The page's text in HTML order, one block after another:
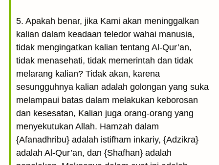
5. Apakah benar, jika Kami akan meninggalkan
kalian dalam keadaan teledor wahai manusia,
tidak mengingatkan kalian tentang Al-Qur’an,
tidak menasehati, tidak memerintah dan tidak
melarang kalian? Tidak akan, karena
sesungguhnya kalian adalah golongan yang suka
melampaui batas dalam melakukan keborosan
dan kesesatan, Kalian juga orang-orang yang
menyekutukan Allah. Hamzah dalam
{Afanadhribu} adalah istifham inkariy, {Adzikra}
adalah Al-Qur’an, dan {Shafhan} adalah